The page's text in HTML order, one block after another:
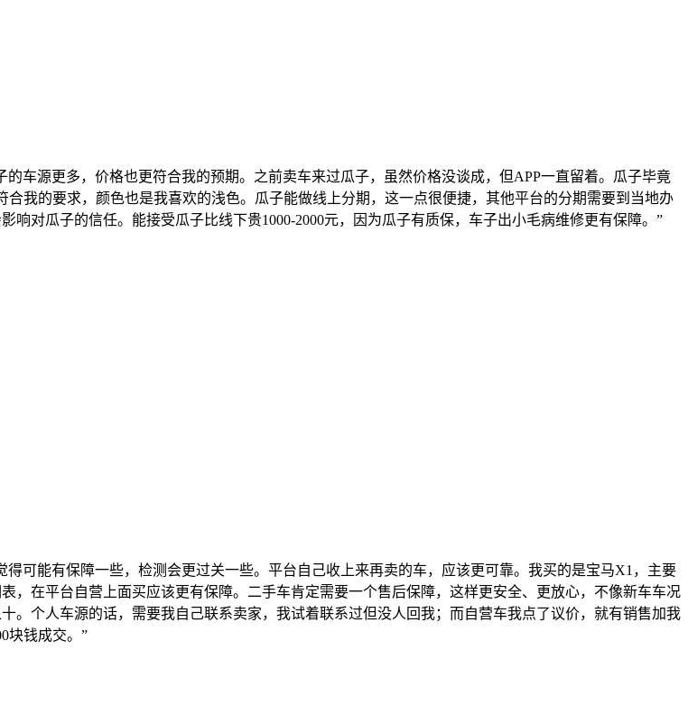
车源更多，价格也更符合我的预期。之前卖车来过瓜子，虽然价格没谈成，但APP一直留着。瓜子毕竟
我的要求，颜色也是我喜欢的浅色。瓜子能做线上分期，这一点很便捷，其他平台的分期需要到当地办
对瓜子的信任。能接受瓜子比线下贵1000-2000元，因为瓜子有质保，车子出小毛病维修更有保障。”
可能有保障一些，检测会更过关一些。平台自己收上来再卖的车，应该更可靠。我买的是宝马X1，主要
，在平台自营上面买应该更有保障。二手车肯定需要一个售后保障，这样更安全、更放心，不像新车车况
。个人车源的话，需要我自己联系卖家，我试着联系过但没人回我；而自营车我点了议价，就有销售加我
块钱成交。”